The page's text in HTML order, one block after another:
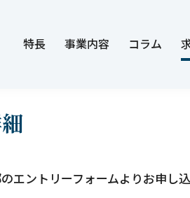
特長 事業内容 コラム
エントリーフォームよりお申し込